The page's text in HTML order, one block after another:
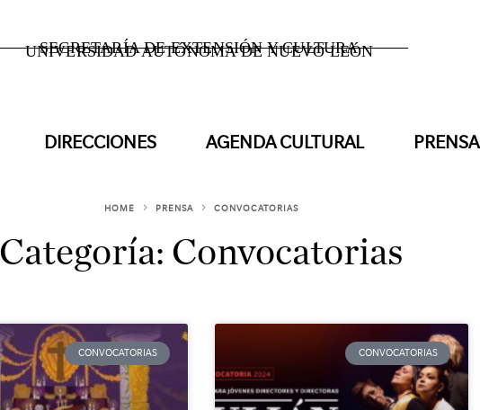
UNIVERSIDAD AUTÓNOMA DE NUEVO LEÓN
SECRETARÍA DE EXTENSIÓN Y CULTURA
DIRECCIONES AGENDA CULTURAL PRENSA
HOME PRENSA CONVOCATORIAS
Categoría: Convocatorias
CONVOCATORIAS CONVOCATORIAS